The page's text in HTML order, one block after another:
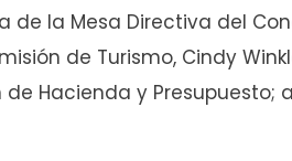
de la Mesa Directiva del
de Turismo, Cindy
Hacienda y Presupuesto;